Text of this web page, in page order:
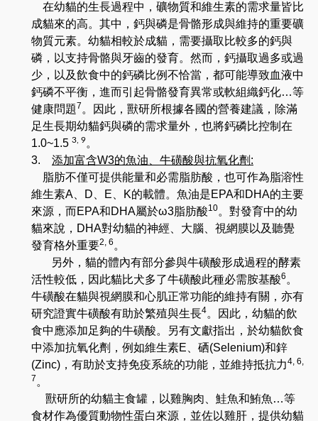
在幼貓的生長過程中 ， 礦物質和維生素的需求量皆比
成貓來的高。其中 ， 鈣與磷是骨骼形成與維持的重要礦
物質元素。幼貓相較於成貓，需要攝取比較多的鈣與
磷，以支持骨骼與牙齒的發育。然而 ， 鈣攝取過多或過
少 ， 以及飲食中的鈣磷比例不恰當，都可能導致血液中
鈣磷不平衡 ， 進而引起骨骼發育異常或軟組織鈣化…等
健康問題7 。因此，獸研所根據各國的營養建議，除滿
足生長期幼貓鈣與磷的需求量外 ， 也將鈣磷比控制在
1.0~1.5 3, 9。
3.
添加富含W3的魚油 牛磺酸與抗氧化劑 :
脂肪不僅可提供能量和必需脂肪酸 ， 也可作為脂溶性
維生素A D E K的載體。魚油是EPA和DHA的主要
來源，而EPA和DHA屬於ω3脂肪酸10。對發育中的幼
貓來說 ， DHA對幼貓的神經 大腦
視網膜以及聽覺
發育格外重要2, 6 。
另外 ， 貓的體內有部分參與牛磺酸形成過程的酵素
活性較低 ， 因此貓比犬多了牛磺酸此種必需胺基酸6 。
牛磺酸在貓與視網膜和心肌正常功能的維持有關 ， 亦有
研究證實牛磺酸有助於繁殖與生長4。 因此 ， 幼貓的飲
食中應添加足夠的牛磺酸。另有文獻指出 ，於幼貓飲食
中添加抗氧化劑 ， 例如維生素E 硒(Selenium)和鋅
(Zinc) ，有助於支持免疫系統的功能 ， 並維持抵抗力4, 6,
7 。
獸研所的幼貓主食罐，以雞胸肉、鮭魚和鮪魚 …等
食材作為優質動物性蛋白來源，並佐以雞肝，提供幼貓